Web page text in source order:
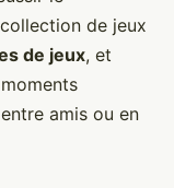
de jeux
de jeux, et
amis ou en